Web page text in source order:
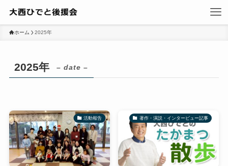
ホーム 2025年
2025年 – date –
活動報告 著作・演説・インタービュー記事